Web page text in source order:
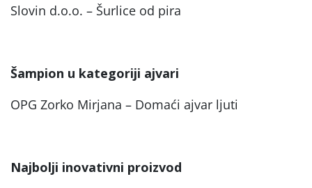
Slovin d.o.o. – Šurlice od pira
Šampion u kategoriji ajvari
OPG Zorko Mirjana – Domaći ajvar ljuti
Najbolji inovativni proizvod